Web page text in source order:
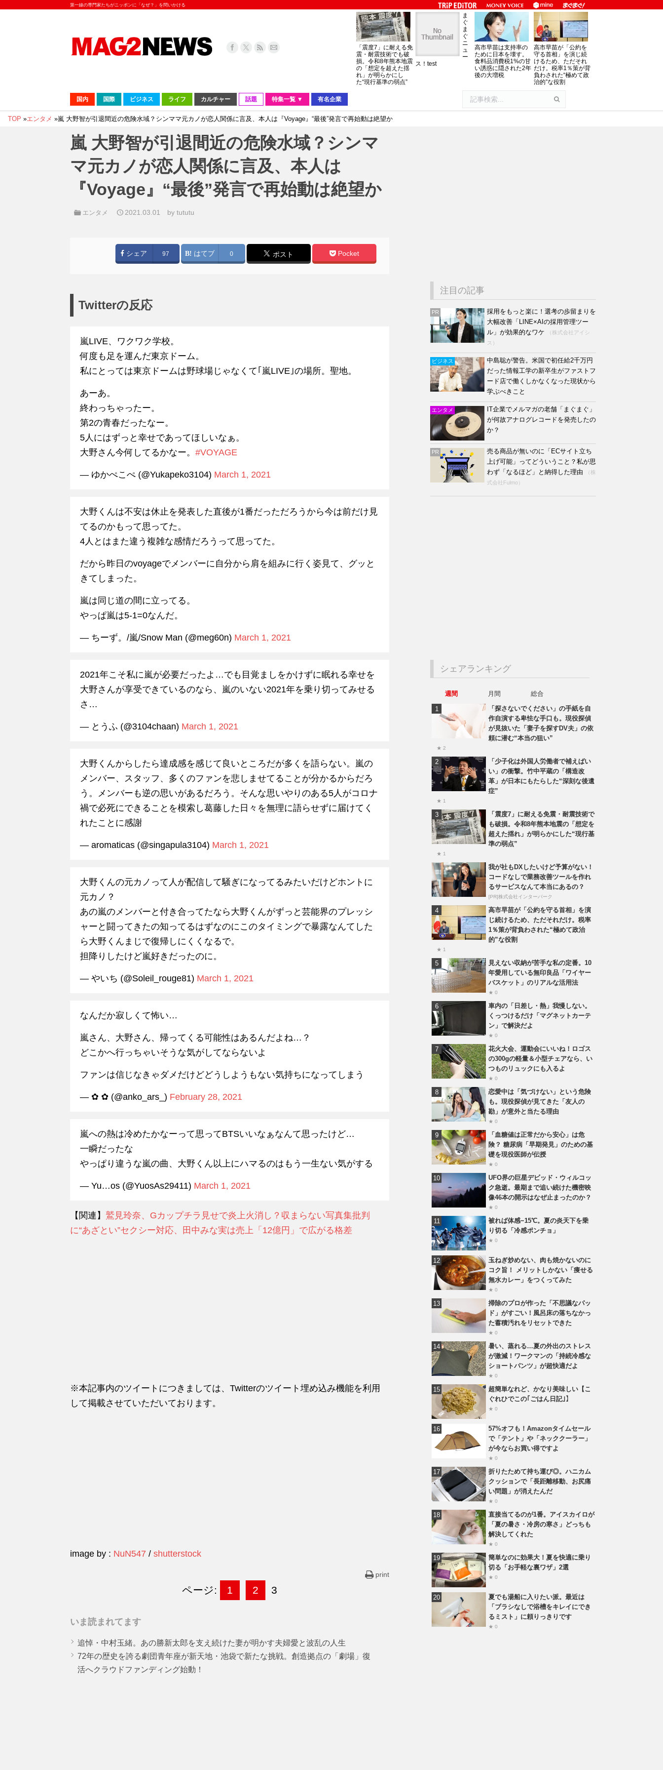
第一線の専門家たちがニッポンに「なぜ？」を問いかける
「震度7」に耐える免
震・耐震技術でも破
損。令和8年熊本地震
の「想定を超えた揺
れ」が明らかにし
た“現行基準の弱点”
ま
ぐ
ま
ぐ
ニ
ュ
ー
ス！test
高市早苗は支持率の
ために日本を壊す。
食料品消費税1%の甘
い誘惑に隠された2年
後の大増税
高市早苗が「公約を
守る首相」を演じ続
けるため、ただそれ
だけ。税率1％策が背
負わされた“極めて政
治的”な役割
国内 国際 ビジネス ライフ カルチャー 話題 特集一覧 ▼ 有名企業
TOP »エンタメ »嵐 大野智が引退間近の危険水域？シンママ元カノが恋人関係に言及、本人は『Voyage』“最後”発言で再始動は絶望か
嵐 大野智が引退間近の危険水域？シンマ
マ元カノが恋人関係に言及、本人は
『Voyage』“最後”発言で再始動は絶望か
エンタメ 2021.03.01 by tututu
シェア 97 はてブ 0 ポスト Pocket
Twitterの反応
嵐LIVE、ワクワク学校。
何度も足を運んだ東京ドーム。
私にとっては東京ドームは野球場じゃなくて｢嵐LIVE｣の場所。聖地。
あーあ。
終わっちゃったー。
第2の青春だったなー。
5人にはずっと幸せであってほしいなぁ。
大野さん今何してるかなー。 #VOYAGE
— ゆかぺこぺ (@Yukapeko3104) March 1, 2021
大野くんは不安は休止を発表した直後が1番だっただろうから今は前だけ見
てるのかもって思ってた。
4人とはまた違う複雑な感情だろうって思ってた。
だから昨日のvoyageでメンバーに自分から肩を組みに行く姿見て、グッと
きてしまった。
嵐は同じ道の間に立ってる。
やっぱ嵐は5-1=0なんだ。
— ちーず。/嵐/Snow Man (@meg60n) March 1, 2021
2021年こそ私に嵐が必要だったよ…でも目覚ましをかけずに眠れる幸せを
大野さんが享受できているのなら、嵐のいない2021年を乗り切ってみせる
さ…
— とうふ (@3104chaan) March 1, 2021
大野くんからしたら達成感を感じて良いところだが多くを語らない。嵐の
メンバー、スタッフ、多くのファンを悲しませてることが分かるからだろ
う。メンバーも逆の思いがあるだろう。そんな思いやりのある5人がコロナ
禍で必死にできることを模索し葛藤した日々を無理に語らせずに届けてく
れたことに感謝
— aromaticas (@singapula3104) March 1, 2021
大野くんの元カノって人が配信して騒ぎになってるみたいだけどホントに
元カノ？
あの嵐のメンバーと付き合ってたなら大野くんがずっと芸能界のプレッシ
ャーと闘ってきたの知ってるはずなのにこのタイミングで暴露なんてした
ら大野くんまじで復帰しにくくなるで。
担降りしたけど嵐好きだったのに。
— やいち (@Soleil_rouge81) March 1, 2021
なんだか寂しくて怖い…
嵐さん、大野さん、帰ってくる可能性はあるんだよね…？
どこかへ行っちゃいそうな気がしてならないよ
ファンは信じなきゃダメだけどどうしようもない気持ちになってしまう
— ✿ ✿ (@anko_ars_) February 28, 2021
嵐への熱は冷めたかなーって思ってBTSいいなぁなんて思ったけど…
一瞬だったな
やっぱり違うな嵐の曲、大野くん以上にハマるのはもう一生ない気がする
— Yu…os (@YuosAs29411) March 1, 2021
【関連】 鷲見玲奈、Gカップチラ見せで炎上火消し？収まらない写真集批判
に“あざとい”セクシー対応、田中みな実は売上「12億円」で広がる格差
※本記事内のツイートにつきましては、Twitterのツイート埋め込み機能を利用
して掲載させていただいております。
image by : NuN547 / shutterstock
print
ページ: 1 2 3
いま読まれてます
追悼・中村玉緒。あの勝新太郎を支え続けた妻が明かす夫婦愛と波乱の人生
72年の歴史を誇る劇団青年座が新天地・池袋で新たな挑戦。創造拠点の「劇場」復
活へクラウドファンディング始動！
注目の記事
PR
採用をもっと楽に！選考の歩留まりを
大幅改善「LINE×AIの採用管理ツー
ル」が効果的なワケ
（株式会社アイシ
ス）
ビジネス
中島聡が警告。米国で初任給2千万円
だった情報工学の新卒生がファストフ
ード店で働くしかなくなった現状から
学ぶべきこと
エンタメ
IT企業でメルマガの老舗「まぐまぐ」
が何故アナログレコードを発売したの
か？
PR
売る商品が無いのに「ECサイト立ち
上げ可能」ってどういうこと？私が思
わず「なるほど」と納得した理由
（株
式会社Fulmo）
シェアランキング
週間 月間
総合
「探さないでください」の手紙を自
作自演する卑怯な手口も。現役探偵
が見抜いた「妻子を探すDV夫」の依
頼に潜む“本当の狙い”
★ 2
「少子化は外国人労働者で補えばい
い」の衝撃。竹中平蔵の「構造改
革」が日本にもたらした“深刻な後遺
症”
★ 1
「震度7」に耐える免震・耐震技術で
も破損。令和8年熊本地震の「想定を
超えた揺れ」が明らかにした“現行基
準の弱点”
★ 1
我が社もDXしたいけど予算がない！
コードなしで業務改善ツールを作れ
るサービスなんて本当にあるの？
[PR]株式会社インターパーク
高市早苗が「公約を守る首相」を演
じ続けるため、ただそれだけ。税率
1％策が背負わされた“極めて政治
的”な役割
★ 1
見えない収納が苦手な私の定番。10
年愛用している無印良品「ワイヤー
バスケット」のリアルな活用法
★ 0
車内の「日差し・熱」我慢しない。
くっつけるだけ「マグネットカーテ
ン」で解決だよ
★ 0
花火大会、運動会にいいね！ロゴス
の300gの軽量＆小型チェアなら、い
つものリュックにも入るよ
★ 0
恋愛中は「気づけない」という危険
も。現役探偵が見てきた「友人の
勘」が意外と当たる理由
★ 0
「血糖値は正常だから安心」は危
険？ 糖尿病「早期発見」のための基
礎を現役医師が伝授
★ 0
UFO界の巨星デビッド・ウィルコッ
ク急逝。最期まで追い続けた機密映
像46本の開示はなぜ止まったのか？
★ 0
被れば体感−15℃。夏の炎天下を乗
り切る「冷感ポンチョ」
★ 0
玉ねぎ炒めない、肉も焼かないのに
コク旨！ メリットしかない「痩せる
無水カレー」をつくってみた
★ 0
掃除のプロが作った「不思議なパッ
ド」がすごい！風呂床の落ちなかっ
た蓄積汚れをリセットできた
★ 0
暑い、蒸れる…夏の外出のストレス
が激減！ワークマンの「持続冷感な
ショートパンツ」が超快適だよ
★ 0
超簡単なれど、かなり美味しい【こ
ぐれひでこの｢ごはん日記｣】
★ 0
57%オフも！Amazonタイムセール
で「テント」や「ネッククーラー」
が今ならお買い得ですよ
★ 0
折りたためて持ち運び◎。ハニカム
クッションで「長距離移動、お尻痛
い問題」が消えたんだ
★ 0
直接当てるのが1番。アイスカイロが
「夏の暑さ・冷房の寒さ」どっちも
解決してくれた
★ 0
簡単なのに効果大！夏を快適に乗り
切る「お手軽な裏ワザ」2選
★ 0
夏でも湯船に入りたい派。最近は
「ブラシなしで浴槽をキレイにでき
るミスト」に頼りっきりです
★ 0